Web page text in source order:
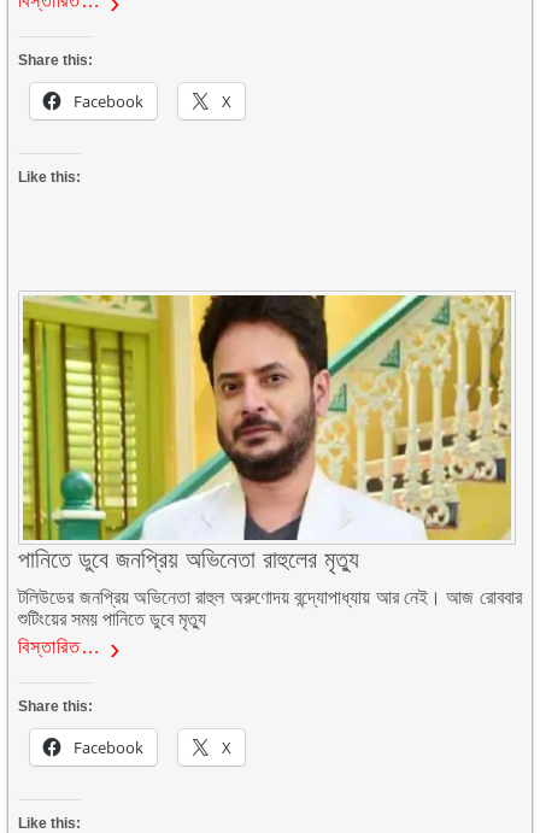
Share this:
Facebook X
Like this:
পানিতে ডুবে জনপ্রিয় অভিনেতা রাহুলের মৃত্যু
টলিউডের জনপ্রিয় অভিনেতা রাহুল অরুণোদয় বন্দ্যোপাধ্যায় আর নেই। আজ রোববার
শুটিংয়ের সময় পানিতে ডুবে মৃত্যু
বিস্তারিত…
Share this:
Facebook X
Like this: